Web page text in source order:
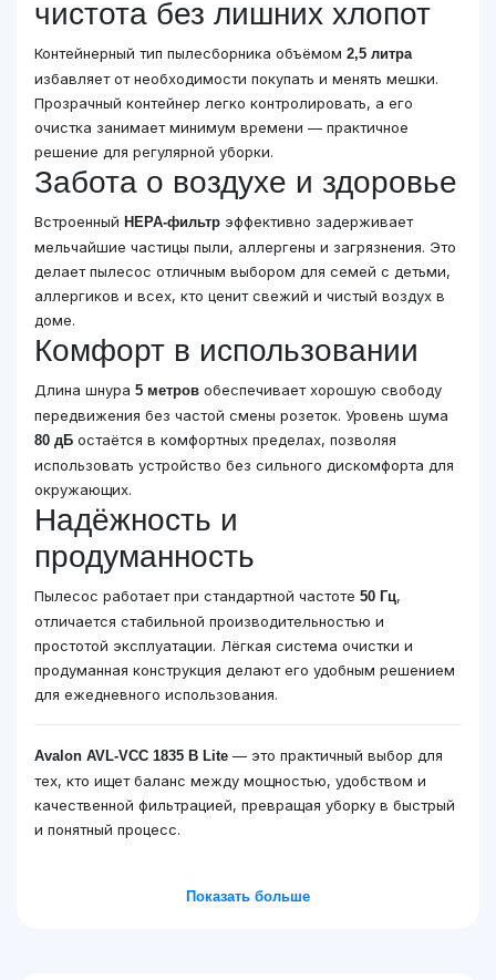
чистота без лишних хлопот
Контейнерный тип пылесборника объёмом 2,5 литра
избавляет от необходимости покупать и менять мешки.
Прозрачный контейнер легко контролировать, а его
очистка занимает минимум времени — практичное
решение для регулярной уборки.
Забота о воздухе и здоровье
Встроенный HEPA-фильтр эффективно задерживает
мельчайшие частицы пыли, аллергены и загрязнения. Это
делает пылесос отличным выбором для семей с детьми,
аллергиков и всех, кто ценит свежий и чистый воздух в
доме.
Комфорт в использовании
Длина шнура 5 метров обеспечивает хорошую свободу
передвижения без частой смены розеток. Уровень шума
80 дБ остаётся в комфортных пределах, позволяя
использовать устройство без сильного дискомфорта для
окружающих.
Надёжность и
продуманность
Пылесос работает при стандартной частоте 50 Гц,
отличается стабильной производительностью и
простотой эксплуатации. Лёгкая система очистки и
продуманная конструкция делают его удобным решением
для ежедневного использования.
Avalon AVL-VCC 1835 B Lite — это практичный выбор для
тех, кто ищет баланс между мощностью, удобством и
качественной фильтрацией, превращая уборку в быстрый
и понятный процесс.
Показать больше